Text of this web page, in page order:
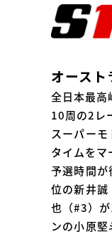
オース
全日本最高
10周の2レ
スーパー
タイムをマ
予選時間
位の新井
也（#3）
ンの小原